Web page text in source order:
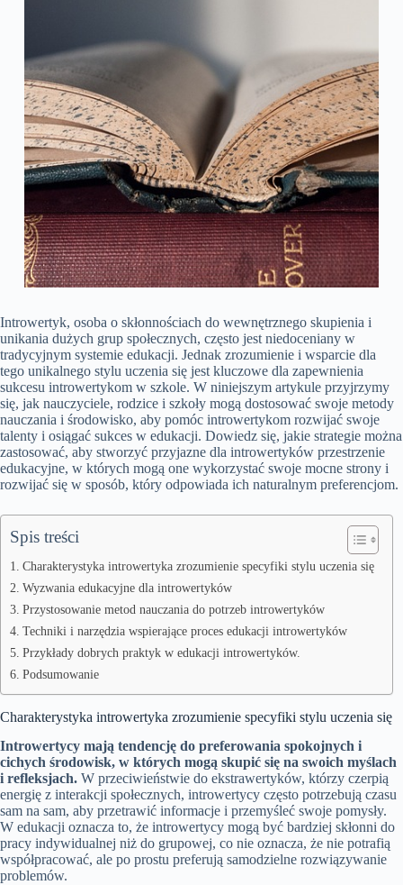
Introwertyk, osoba o skłonnościach do wewnętrznego skupienia i
unikania dużych grup społecznych, często jest niedoceniany w
tradycyjnym systemie edukacji. Jednak zrozumienie i wsparcie dla
tego unikalnego stylu uczenia się jest kluczowe dla zapewnienia
sukcesu introwertykom w szkole. W niniejszym artykule przyjrzymy
się, jak nauczyciele, rodzice i szkoły mogą dostosować swoje metody
nauczania i środowisko, aby pomóc introwertykom rozwijać swoje
talenty i osiągać sukces w edukacji. Dowiedz się, jakie strategie można
zastosować, aby stworzyć przyjazne dla introwertyków przestrzenie
edukacyjne, w których mogą one wykorzystać swoje mocne strony i
rozwijać się w sposób, który odpowiada ich naturalnym preferencjom.
Spis treści
Charakterystyka introwertyka zrozumienie specyfiki stylu uczenia się
Wyzwania edukacyjne dla introwertyków
Przystosowanie metod nauczania do potrzeb introwertyków
Techniki i narzędzia wspierające proces edukacji introwertyków
Przykłady dobrych praktyk w edukacji introwertyków.
Podsumowanie
Charakterystyka introwertyka zrozumienie specyfiki stylu uczenia się
Introwertycy mają tendencję do preferowania spokojnych i
cichych środowisk, w których mogą skupić się na swoich myślach
i refleksjach. W przeciwieństwie do ekstrawertyków, którzy czerpią
energię z interakcji społecznych, introwertycy często potrzebują czasu
sam na sam, aby przetrawić informacje i przemyśleć swoje pomysły.
W edukacji oznacza to, że introwertycy mogą być bardziej skłonni do
pracy indywidualnej niż do grupowej, co nie oznacza, że nie potrafią
współpracować, ale po prostu preferują samodzielne rozwiązywanie
problemów.